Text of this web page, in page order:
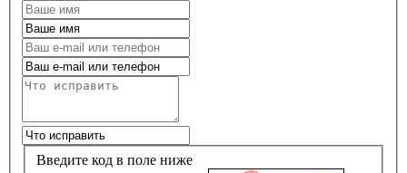
Введите код в поле ниже